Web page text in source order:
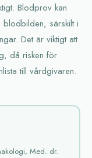
Blodprov kan
blodbilden, särskilt i
Det är viktigt att
då risken för
till vårdgivaren.
Med. dr.